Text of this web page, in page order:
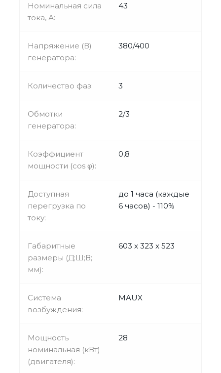
Номинальная сила
тока, А:
43
Напряжение (В)
генератора:
380/400
Количество фаз: 3
Обмотки
генератора:
2/3
Коэффициент
мощности (cos φ):
0,8
Доступная
перегрузка по
току:
до 1 часа (каждые
6 часов) - 110%
Габаритные
размеры (Д;Ш;В;
мм):
603 x 323 x 523
Система
возбуждения:
MAUX
Мощность
номинальная (кВт)
(двигателя):
28